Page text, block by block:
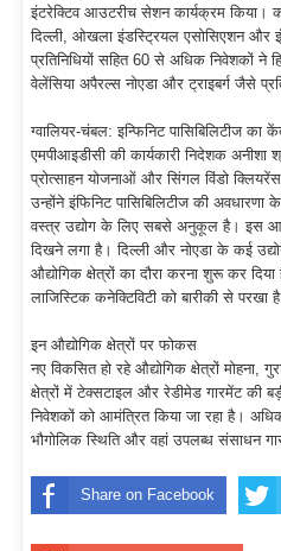
इंटरेक्टिव आउटरीच सेशन कार्यक्रम किया।
दिल्ली, ओखला इंडस्ट्रियल एसोसिएशन और
प्रतिनिधियों सहित 60 से अधिक निवेशकों ने
वेलेंसिया अपैरल्स नोएडा और ट्राइबर्ग जैसे
ग्वालियर-चंबल: इन्फिनिट पासिबिलिटीज का
एमपीआइडीसी की कार्यकारी निदेशक अनीशा
प्रोत्साहन योजनाओं और सिंगल विंडो
उन्होंने इंफिनिट पासिबिलिटीज की अवधारणा
वस्त्र उद्योग के लिए सबसे अनुकूल है। इस
दिखने लगा है। दिल्ली और नोएडा के कई
औद्योगिक क्षेत्रों का दौरा करना शुरू कर
लाजिस्टिक कनेक्टिविटी को बारीकी से परखा
इन औद्योगिक क्षेत्रों पर फोकस
नए विकसित हो रहे औद्योगिक क्षेत्रों मोहना,
क्षेत्रों में टेक्सटाइल और रेडीमेड गारमेंट की
निवेशकों को आमंत्रित किया जा रहा है।
भौगोलिक स्थिति और वहां उपलब्ध संसाधन
Share on Facebook